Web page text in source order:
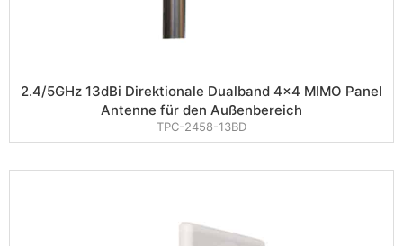
2.4/5GHz 13dBi Direktionale Dualband 4×4 MIMO Panel
Antenne für den Außenbereich
TPC-2458-13BD